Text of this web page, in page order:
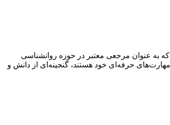
که به عنوان مرجعی معتبر در حوزه روانشناسی
حرفه‌ای خود هستند، گنجینه‌ای از دانش و